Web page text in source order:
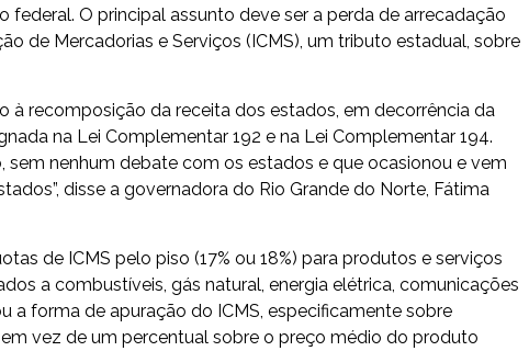
O principal assunto deve ser a perda de arrecadação
de Mercadorias e Serviços (ICMS), um tributo estadual, sobre
à recomposição da receita dos estados, em decorrência da
na Lei Complementar 192 e na Lei Complementar 194.
nenhum debate com os estados e que ocasionou e vem
disse a governadora do Rio Grande do Norte, Fátima
de ICMS pelo piso (17% ou 18%) para produtos e serviços
a combustíveis, gás natural, energia elétrica, comunicações
a forma de apuração do ICMS, especificamente sobre
vez de um percentual sobre o preço médio do produto